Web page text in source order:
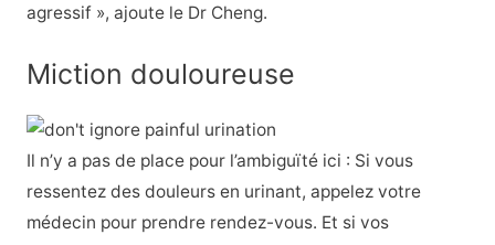
agressif », ajoute le Dr Cheng.
Miction douloureuse
Il n’y a pas de place pour l’ambiguïté ici : Si vous
ressentez des douleurs en urinant, appelez votre
médecin pour prendre rendez-vous. Et si vos